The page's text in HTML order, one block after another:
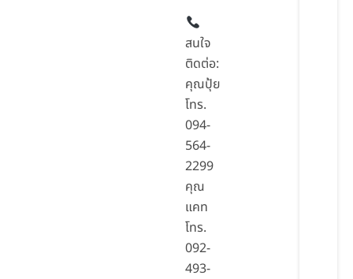
สนใจ
ติดต่อ:
คุณปุ้ย
โทร.
094-
564-
2299
คุณ
แคท
โทร.
092-
493-